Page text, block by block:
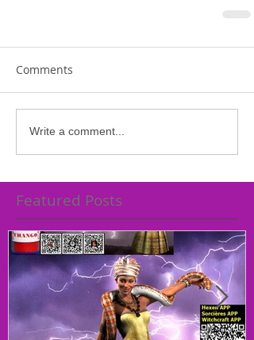
Comments
Write a comment...
Featured Posts